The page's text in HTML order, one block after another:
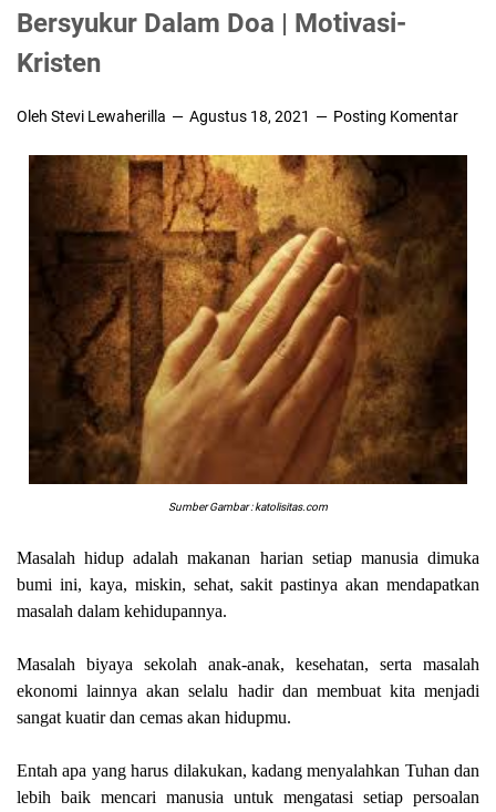
Bersyukur Dalam Doa | Motivasi-
Kristen
Oleh Stevi Lewaherilla Agustus 18, 2021 Posting Komentar
Sumber Gambar : katolisitas.com
Masalah hidup adalah makanan harian setiap manusia dimuka
bumi ini, kaya, miskin, sehat, sakit pastinya akan mendapatkan
masalah dalam kehidupannya.
Masalah biyaya sekolah anak-anak, kesehatan, serta masalah
ekonomi lainnya akan selalu hadir dan membuat kita menjadi
sangat kuatir dan cemas akan hidupmu.
Entah apa yang harus dilakukan, kadang menyalahkan Tuhan dan
lebih baik mencari manusia untuk mengatasi setiap persoalan